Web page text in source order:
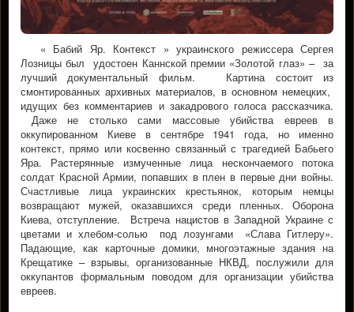
« Бабий Яр. Контекст » украинского режиссера Сергея
Лозницы был удостоен Каннской премии «Золотой глаз» – за
лучший документальный фильм. Картина состоит из
смонтированных архивных материалов, в основном немецких,
идущих без комментариев и закадрового голоса рассказчика.
Даже не столько сами массовые убийства евреев в
оккупированном Киеве в сентябре 1941 года, но именно
контекст, прямо или косвенно связанный с трагедией Бабьего
Яра. Растерянные измученные лица нескончаемого потока
солдат Красной Армии, попавших в плен в первые дни войны.
Счастливые лица украинских крестьянок, которым немцы
возвращают мужей, оказавшихся среди пленных. Оборона
Киева, отступление. Встреча нацистов в Западной Украине с
цветами и хлебом-солью под лозунгами «Слава Гитлеру».
Падающие, как карточные домики, многоэтажные здания на
Крещатике – взрывы, организованные НКВД, послужили для
оккупантов формальным поводом для организации убийствa
евреев.